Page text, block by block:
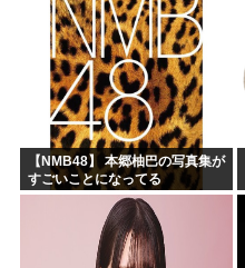
【NMB48】 本郷柚巴の写真集が
すごいことになってる